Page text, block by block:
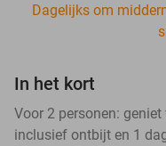
Dagelijks om
In het kort
Voor 2 personen:
inclusief ontbijt en 1